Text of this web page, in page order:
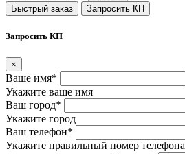
Быстрый заказ
Запросить КП
Запросить КП
×
Ваше имя*
Укажите ваше имя
Ваш город*
Укажите город
Ваш телефон*
Укажите правильный номер телефона